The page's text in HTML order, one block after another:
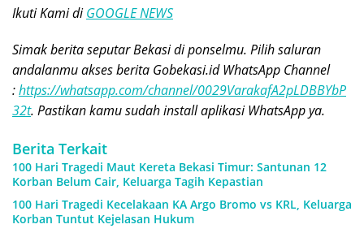
Ikuti Kami diGOOGLE NEWS
Simak berita seputar Bekasi di ponselmu. Pilih saluran
andalanmu akses berita Gobekasi.id WhatsApp Channel
:https://whatsapp.com/channel/0029VarakafA2pLDBBYbP
32t. Pastikan kamu sudah install aplikasi WhatsApp ya.
Berita Terkait
100 Hari Tragedi Maut Kereta Bekasi Timur: Santunan 12
Korban Belum Cair, Keluarga Tagih Kepastian
100 Hari Tragedi Kecelakaan KA Argo Bromo vs KRL, Keluarga
Korban Tuntut Kejelasan Hukum